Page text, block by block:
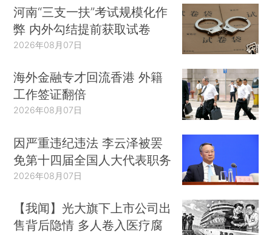
河南“三支一扶”考试规模化作
弊 内外勾结提前获取试卷
2026年08月07日
海外金融专才回流香港 外籍
工作签证翻倍
2026年08月07日
因严重违纪违法 李云泽被罢
免第十四届全国人大代表职务
2026年08月07日
【我闻】光大旗下上市公司出
售背后隐情 多人卷入医疗腐